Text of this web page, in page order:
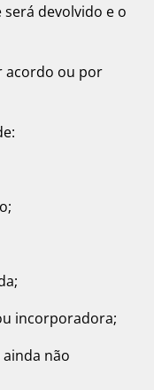
devolvido e o
acordo ou por
incorporadora;
não